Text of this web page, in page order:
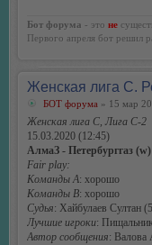
Бот форума - это не
Первого апреля бот решил
Женская лига С.
БОТ форума » 15 мар
Женская лига С, Лига С-2
15.03.2020 (12:45)
АлмаЗ - Петербурггаз
Fair play:
Команды А: хорошо
Команды В: хорошо
Судья: Хайбулаев Султан
Лучшие игроки:
Автор сообщения: Валова